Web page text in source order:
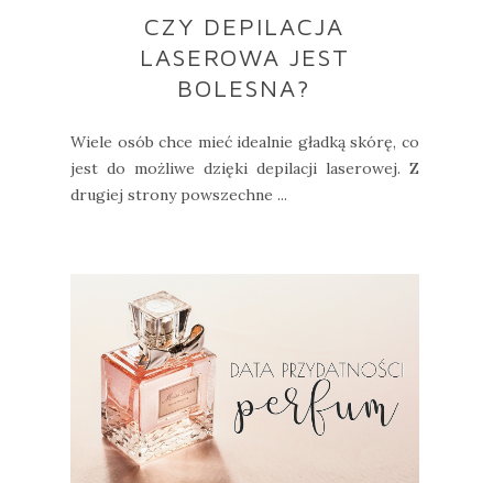
CZY DEPILACJA
LASEROWA JEST
BOLESNA?
Wiele osób chce mieć idealnie gładką skórę, co
jest do możliwe dzięki depilacji laserowej. Z
drugiej strony powszechne ...